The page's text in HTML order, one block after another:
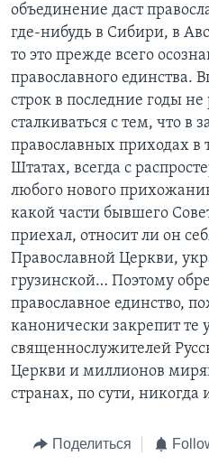
объединение даст
где-нибудь в Сибири, в
то это прежде всего
православного единства.
строк в последние годы
сталкиваться с тем, что в
православных приходах
Штатах, всегда с
любого нового
какой части бывшего
приехал, относит ли он
Православной Церкви,
грузинской… Поэтому
православное единство,
канонически закрепит те
священнослужителей
Церкви и миллионов
странах, по сути, никогда
Поделиться